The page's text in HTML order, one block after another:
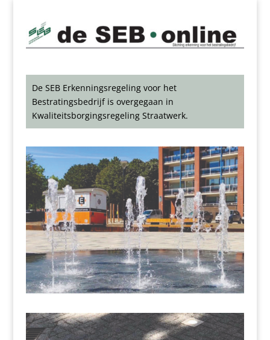
De SEB Erkenningsregeling voor het
Bestratingsbedrijf is overgegaan in
Kwaliteitsborgingsregeling Straatwerk.